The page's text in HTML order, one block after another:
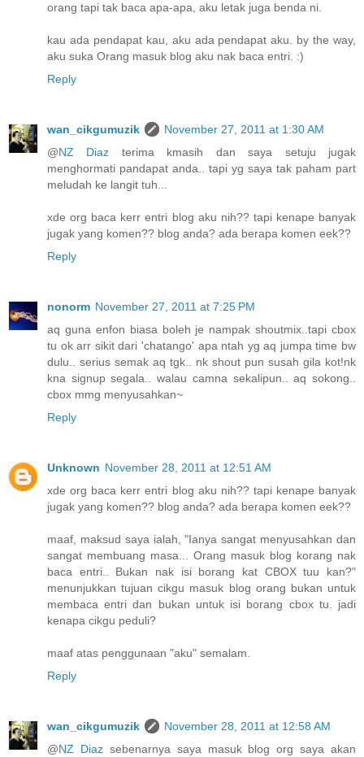
orang tapi tak baca apa-apa, aku letak juga benda ni.
kau ada pendapat kau, aku ada pendapat aku. by the way,
aku suka Orang masuk blog aku nak baca entri. :)
Reply
wan_cikgumuzik
November 27, 2011 at 1:30 AM
@NZ Diaz terima kmasih dan saya setuju jugak
menghormati pandapat anda.. tapi yg saya tak paham part
meludah ke langit tuh...
xde org baca kerr entri blog aku nih?? tapi kenape banyak
jugak yang komen?? blog anda? ada berapa komen eek??
Reply
nonorm November 27, 2011 at 7:25 PM
aq guna enfon biasa boleh je nampak shoutmix..tapi cbox
tu ok arr sikit dari 'chatango' apa ntah yg aq jumpa time bw
dulu.. serius semak aq tgk.. nk shout pun susah gila kot!nk
kna signup segala.. walau camna sekalipun.. aq sokong..
cbox mmg menyusahkan~
Reply
Unknown November 28, 2011 at 12:51 AM
xde org baca kerr entri blog aku nih?? tapi kenape banyak
jugak yang komen?? blog anda? ada berapa komen eek??
maaf, maksud saya ialah, "Ianya sangat menyusahkan dan
sangat membuang masa... Orang masuk blog korang nak
baca entri.. Bukan nak isi borang kat CBOX tuu kan?"
menunjukkan tujuan cikgu masuk blog orang bukan untuk
membaca entri dan bukan untuk isi borang cbox tu. jadi
kenapa cikgu peduli?
maaf atas penggunaan "aku" semalam.
Reply
wan_cikgumuzik
November 28, 2011 at 12:58 AM
@NZ Diazsebenarnya saya masuk blog org saya akan